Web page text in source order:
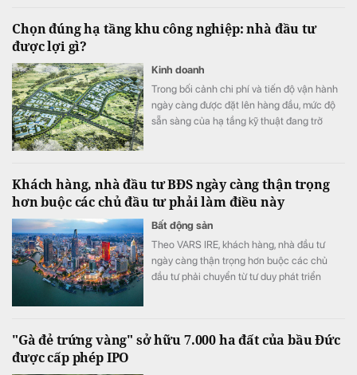
Chọn đúng hạ tầng khu công nghiệp: nhà đầu tư
được lợi gì?
Kinh doanh
Trong bối cảnh chi phí và tiến độ vận hành
ngày càng được đặt lên hàng đầu, mức độ
sẵn sàng của hạ tầng kỹ thuật đang trở
Khách hàng, nhà đầu tư BĐS ngày càng thận trọng
hơn buộc các chủ đầu tư phải làm điều này
Bất động sản
Theo VARS IRE, khách hàng, nhà đầu tư
ngày càng thận trọng hơn buộc các chủ
đầu tư phải chuyển từ tư duy phát triển
"Gà đẻ trứng vàng" sở hữu 7.000 ha đất của bầu Đức
được cấp phép IPO